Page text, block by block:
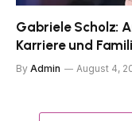
Gabriele Scholz:
Karriere und
By Admin August 4,